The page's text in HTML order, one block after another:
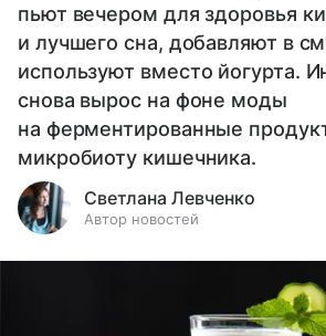
пьют вечером для здоровья
и лучшего сна, добавляют в
используют вместо йогурта.
снова вырос на фоне моды
на ферментированные
микробиоту кишечника.
Светлана Левченко
Автор новостей